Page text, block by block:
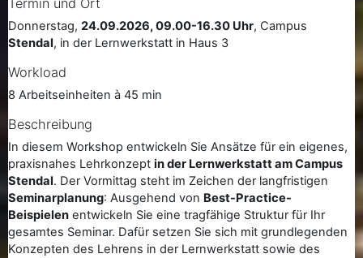
Termin und Ort
Donnerstag, 24.09.2026, 09.00-16.30 Uhr, Campus
Stendal, in der Lernwerkstatt in Haus 3
Workload
8 Arbeitseinheiten à 45 min
Beschreibung
In diesem Workshop entwickeln Sie Ansätze für ein eigenes,
praxisnahes Lehrkonzept in der Lernwerkstatt am Campus
Stendal. Der Vormittag steht im Zeichen der langfristigen
Seminarplanung: Ausgehend von Best-Practice-
Beispielen entwickeln Sie eine tragfähige Struktur für Ihr
gesamtes Seminar. Dafür setzen Sie sich mit grundlegenden
Konzepten des Lehrens in der Lernwerkstatt sowie des